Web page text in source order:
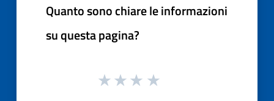
Quanto sono chiare le informazioni
su questa pagina?